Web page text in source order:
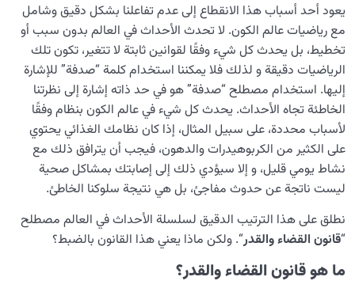
ما هو السبب في الفروق الفردية ولماذا تختلف الشخصيات بين
الأفراد؟
ما هي العلاقة بين العمل والأخلاق وهل يمكن تغيير الأخلاق؟
كيف تكون العلاقة بين الظاهر والباطن؟ وكيف تشكل اكتساباتنا
باطننا؟
ما هو دور المقادير في حياتنا وعالم الكون؟
كيف يساعدنا علم الإنسان في تشخيص المشاكل النفسية؟
دلالات عقلانية لإثبات المعاد: هل هناك عالم غير الدنيا؟
خصائص الآخرة ووصف عالم ما بعد الموت
ما هي أهم السمات المشتركة والتشابهات بين الدنيا والآخرة؟
يعود أحد أسباب هذا الانقطاع إلى عدم تفاعلنا بشكل دقيق وشامل
مع رياضيات عالم الكون. لا تحدث الأحداث في العالم بدون سبب أو
تخطيط، بل يحدث كل شيء وفقًا لقوانين ثابتة لا تتغير، تكون تلك
الرياضيات دقيقة و لذلك فلا يمكننا استخدام كلمة “صدفة” للإشارة
إليها. استخدام مصطلح “صدفة” هو في حد ذاته إشارة إلى نظرتنا
الخاطئة تجاه الأحداث. يحدث كل شيء في عالم الكون بنظام وفقًا
لأسباب محددة، على سبيل المثال، إذا كان نظامك الغذائي يحتوي
على الكثير من الكربوهيدرات والدهون، فيجب أن يترافق ذلك مع
نشاط يومي قليل، و إلا سيؤدي ذلك إلى إصابتك بمشاكل صحية
ليست ناتجة عن حدوث مفاجئ، بل هي نتيجة سلوكنا الخاطئ.
نطلق على هذا الترتيب الدقيق لسلسلة الأحداث في العالم مصطلح
“قانون القضاء والقدر“. ولكن ماذا يعني هذا القانون بالضبط؟
ما هو قانون القضاء والقدر؟